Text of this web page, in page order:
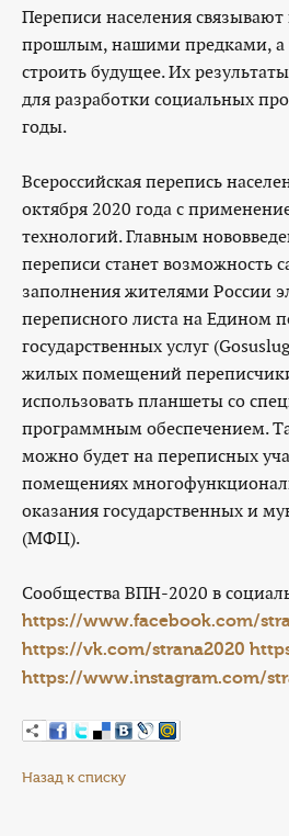
Переписи населения
прошлым, нашими предками, а
строить будущее. Их
для разработки социальных
годы.
Всероссийская перепись
октября 2020 года с
технологий. Главным
переписи станет возможность
заполнения жителями России
переписного листа на Едином
государственных услуг
жилых помещений переписчики
использовать планшеты со
программным обеспечением.
можно будет на переписных
помещениях
оказания государственных и
(МФЦ).
Сообщества ВПН-2020 в
https://www.facebook.com/
https://vk.com/strana2020
https://www.instagram.com/
Назад к списку